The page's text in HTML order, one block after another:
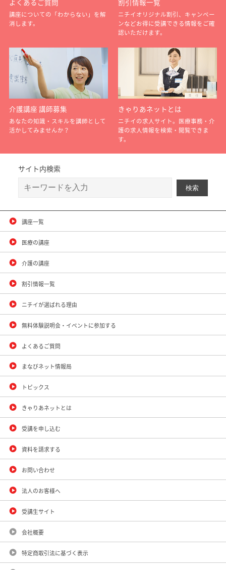
講座についての「わからない」を解
消します。
ニチイオリジナル割引、キャンペー
ンなどお得に受講できる情報をご確
認いただけます。
介護講座 講師募集
あなたの知識・スキルを講師として
活かしてみませんか？
きゃりあネットとは
ニチイの求人サイト。医療事務・介
護の求人情報を検索・閲覧できま
す。
サイト内検索
講座一覧
医療の講座
介護の講座
割引情報一覧
ニチイが選ばれる理由
無料体験説明会・イベントに参加する
よくあるご質問
まなびネット情報局
トピックス
きゃりあネットとは
受講を申し込む
資料を請求する
お問い合わせ
法人のお客様へ
受講生サイト
会社概要
特定商取引法に基づく表示